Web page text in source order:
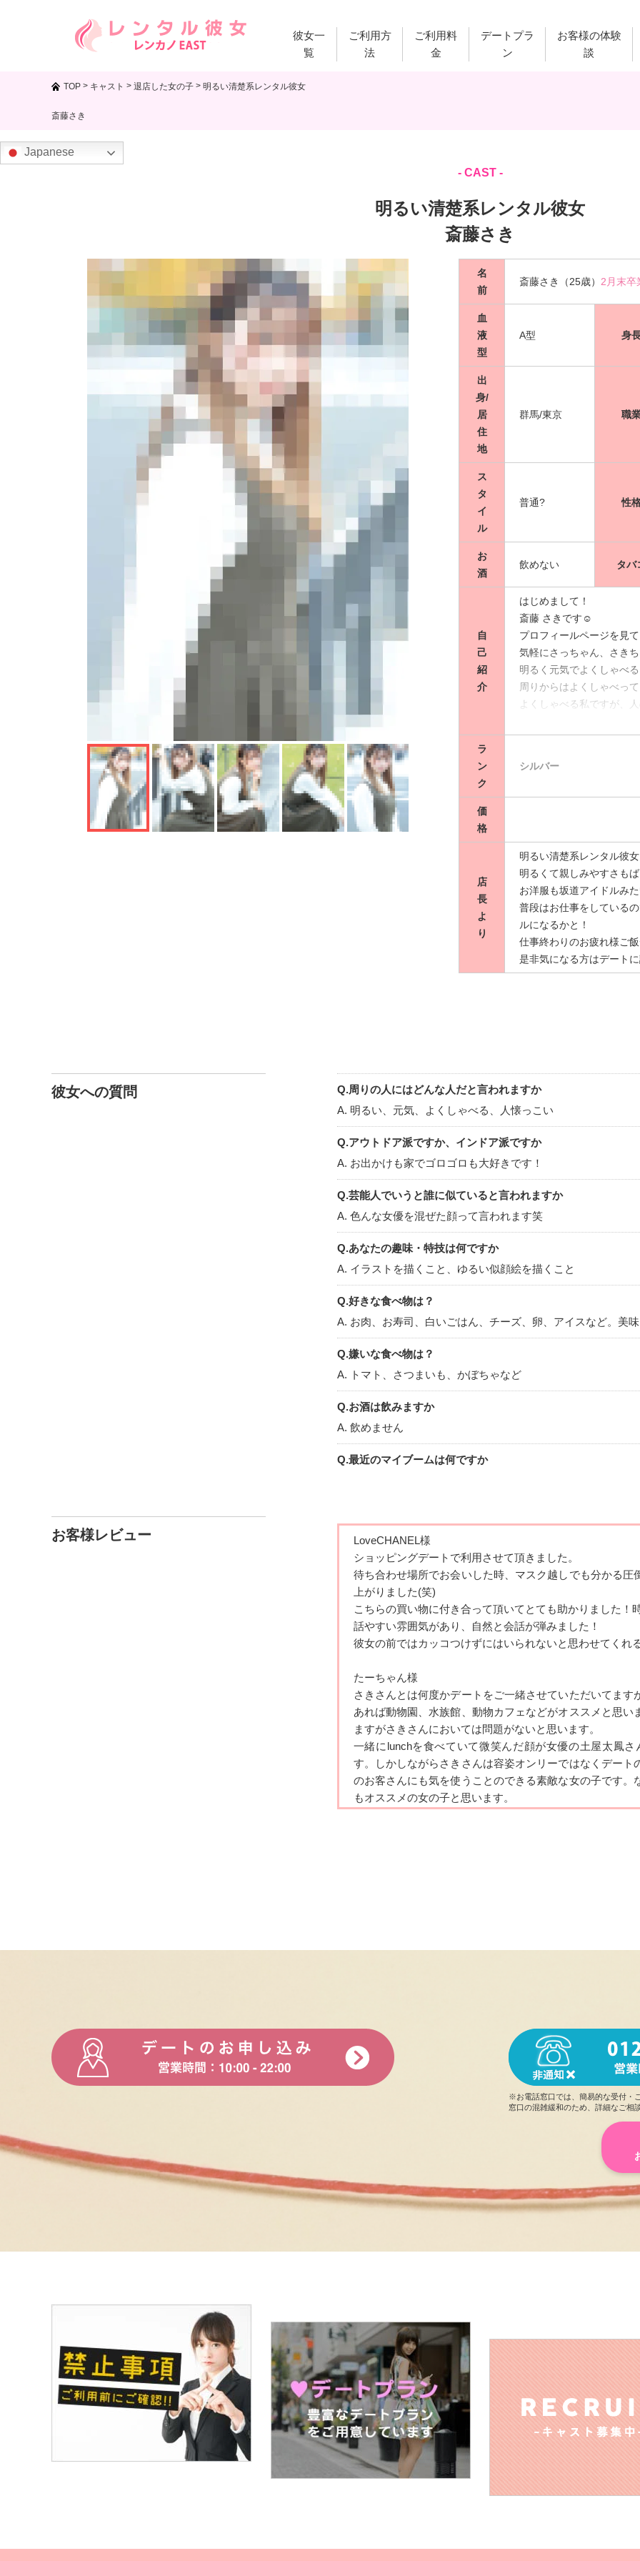
彼女一
覧
ご利用方
法
ご利用料
金
デートプラ
ン
お客様の体験
談
TOP > キャスト > 退店した女の子 > 明るい清楚系レンタル彼女
斎藤さき
Japanese
- CAST -
明るい清楚系レンタル彼女
斎藤さき
名
前
斎藤さき（25歳） 2月末卒
血
液
型
A型 身
出
身/
居
住
地
群馬/東京 職
ス
タ
イ
ル
普通? 性
お
酒
飲めない タバ
自
己
紹
介
はじめまして！
斎藤 さきです☺︎
プロフィールページを見
気軽にさっちゃん、さき
明るく元気でよくしゃべ
周りからはよくしゃべっ
よくしゃべる私ですが、
雑学とか知らない世界の
きなことや趣味のお話な
好きな食べ物はお肉、お
たら誘ってくれると嬉し
美味しいものと同じくら
物が見られるデートがし
あと、詳しくないですが
てます♡
他にもディズニー映画ば
パークデートしてみたい
学生時代は6年水泳、6年
最後まで読んでいただき
ご連絡お待ちしています♡
ラ
ン
ク
シルバー
価
格
店
長
よ
り
明るい清楚系レンタル彼
明るくて親しみやすさも
お洋服も坂道アイドルみ
普段はお仕事をしている
ルになるかと！
仕事終わりのお疲れ様ご
是非気になる方はデート
彼女への質問
Q.周りの人にはどんな人だと言われますか
A. 明るい、元気、よくしゃべる、人懐っこい
Q.アウトドア派ですか、インドア派ですか
A. お出かけも家でゴロゴロも大好きです！
Q.芸能人でいうと誰に似ていると言われますか
A. 色んな女優を混ぜた顔って言われます笑
Q.あなたの趣味・特技は何ですか
A. イラストを描くこと、ゆるい似顔絵を描くこと
Q.好きな食べ物は？
A. お肉、お寿司、白いごはん、チーズ、卵、アイスなど。美
Q.嫌いな食べ物は？
A. トマト、さつまいも、かぼちゃなど
Q.お酒は飲みますか
A. 飲めません
Q.最近のマイブームは何ですか
A. YouTubeみたり、お買い物に行ったり、お友達と遊んだり
Q.好きな漫画・本・雑誌は何ですか
A. 漫画あんまり読まないですが、黒バス、ハイキュー、進撃
Q.好きな音楽（ジャンルやアーティスト）は何ですか
A. アーティストにこだわらず気に入った曲をループで聴き
Q.好きなテレビ番組・映画は何ですか
A. テレビは見ないです。映画はディズニー映画ばかり観ます！
Q.好きな芸能人は誰ですか
A. 特にいないです。
Q.好きなスポーツは何ですか
Q.旅行で行きたいところは何処ですか
A. トリマー(犬の美容師)の資格を持ってます。
Q.自慢できることは何ですか
A. ダイエットを1年続けて5キロ落としたことです！
Q.将来の夢や頑張っていることは何ですか
A. 大型犬を飼うことです！大型犬を養えるようになりたいです
A. 笑って生きていくことです！
Q.男性の好きなファッションは何ですか（さわやか系、オラオ
A. さわやかでナチュラルなのが好きです！
Q.男性のキュンとくる仕草は何ですか
A. 笑顔にきゅんとします！
Q.男性への告白は直接ですか、電話ですか、メール（SNS）
A. 直接です！
Q.デートで行ってみたいところは何処ですか
お客様レビュー
LoveCHANEL様
ショッピングデートで利用させて頂きました。
待ち合わせ場所でお会いした時、マスク越しでも分かる圧
上がりました(笑)
こちらの買い物に付き合って頂いてとても助かりました！
話やすい雰囲気があり、自然と会話が弾みました！
彼女の前ではカッコつけずにはいられないと思わせてくれ
たーちゃん様
さきさんとは何度かデートをご一緒させていただいてます
あれば動物園、水族館 、動物カフェなどがオススメと思
ますがさきさんにおいては問題がないと思い ます。
一緒にlunchを食べていて微笑んだ顔が女優の土屋太鳳さ
す。しかしながらさ きさんは容姿オンリーではなくデート
のお客さんにも気を使うことのできる素敵な女の子です。
もオススメの女の子と思います。
買い物の中で私に似合う傘を選んでくれたり、思いやりの
不安は多かったのですが外見の可愛いらしい雰囲気とは裏
あくまで僕個人の感想ですが
良い意味で、見た目と中身のギャップがあると思います 笑
またお話ししても、自分の芯をしっかり持ってる子なんだ
こちらまで元気にさせてくれるような子なので是非オスス
ベルスト様
会う前からLINEにて内容や日時など色々と相談もさせても
話を聞いてるだけでも本当に楽しいですし、気遣いもでき
いしたいです！
Y.O様
初めて利用させていただきました。
とても気遣いができ、話しやすく、一緒にいて自然体でいら
大人っぽい雰囲気の反面、少女のような素直な心の持ち主だ
食事を共にしましたが、マナーがしっかりしており、感心し
服装や時間に関しても、こちらの要望に応えていただき、
後半はサプライズ的な要素になった部分もありますが、素
※お電話窓口では、簡易的な受付・
窓口の混雑緩和のため、詳細なご相